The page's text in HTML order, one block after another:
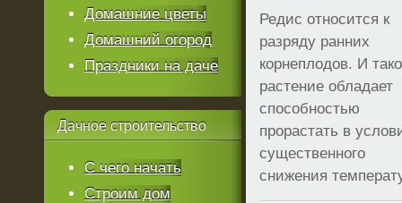
Редис относится к
разряду ранних
корнеплодов. И
растение обладает
способностью
прорастать в
существенного
снижения
Домашние цветы
Домашний огород
Праздники на даче
Дачное строительство
С чего начать
Строим дом